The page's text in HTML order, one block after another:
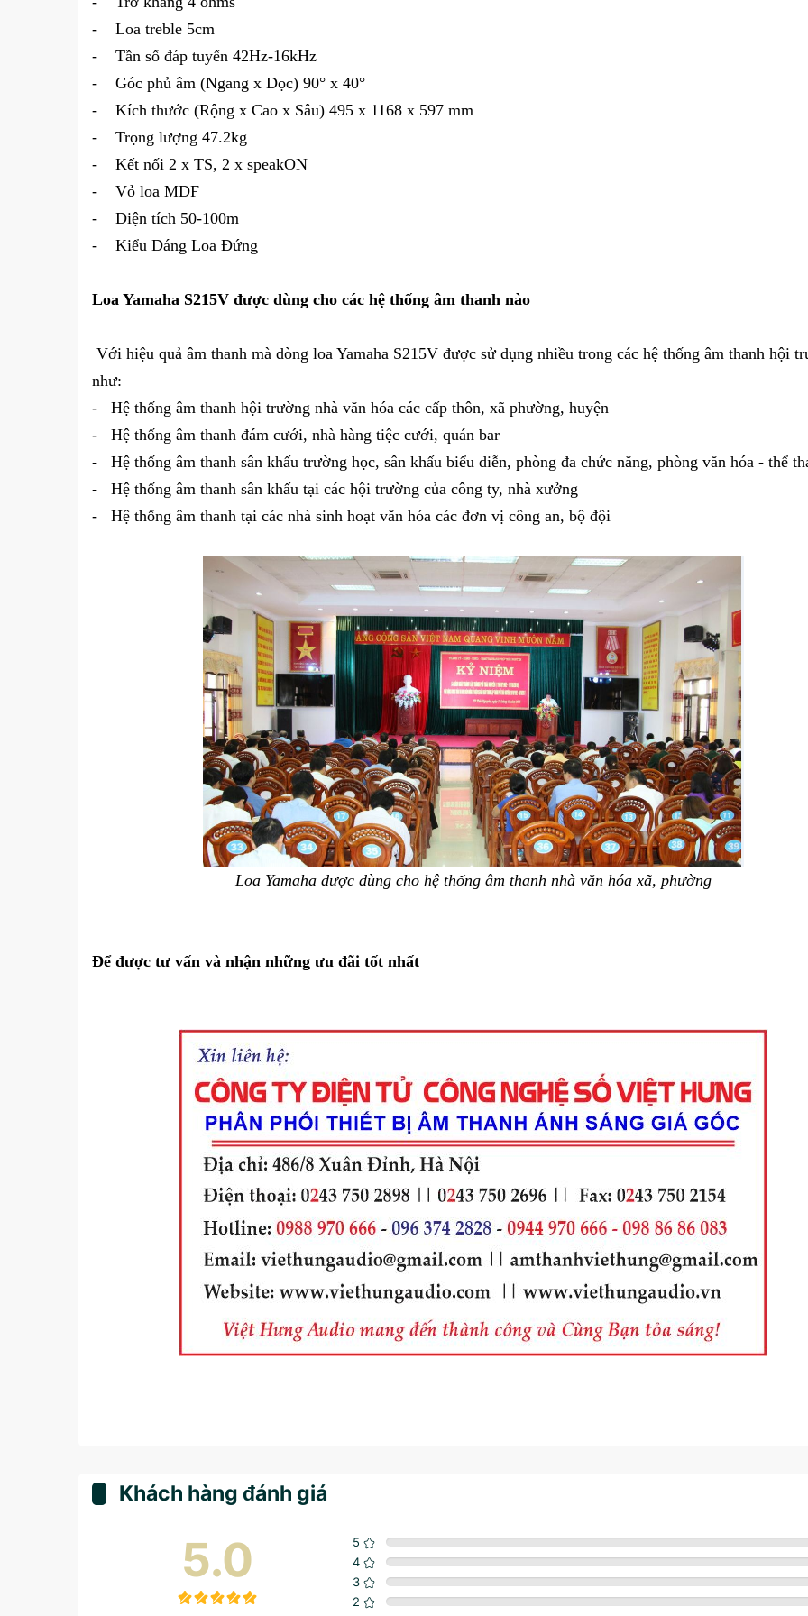
- Loa treble 5cm
- Tần số đáp tuyến 42Hz-16kHz
- Góc phủ âm (Ngang x Dọc) 90° x 40°
- Kích thước (Rộng x Cao x Sâu) 495 x 1168 x 597 mm
- Trọng lượng 47.2kg
- Kết nối 2 x TS, 2 x speakON
- Vỏ loa MDF
- Diện tích 50-100m
- Kiểu Dáng Loa Đứng
Loa Yamaha S215V được dùng cho các hệ thống âm thanh nào
Với hiệu quả âm thanh mà dòng loa Yamaha S215V được sử dụng nhiều trong các hệ thống âm thanh hội
như:
- Hệ thống âm thanh hội trường nhà văn hóa các cấp thôn, xã phường, huyện
- Hệ thống âm thanh đám cưới, nhà hàng tiệc cưới, quán bar
- Hệ thống âm thanh sân khấu trường học, sân khấu biểu diễn, phòng đa chức năng, phòng văn hóa - thể
- Hệ thống âm thanh sân khấu tại các hội trường của công ty, nhà xưởng
- Hệ thống âm thanh tại các nhà sinh hoạt văn hóa các đơn vị công an, bộ đội
Loa Yamaha được dùng cho hệ thống âm thanh nhà văn hóa xã, phường
Để được tư vấn và nhận những ưu đãi tốt nhất
Khách hàng đánh giá
5.0
5
4
3
2